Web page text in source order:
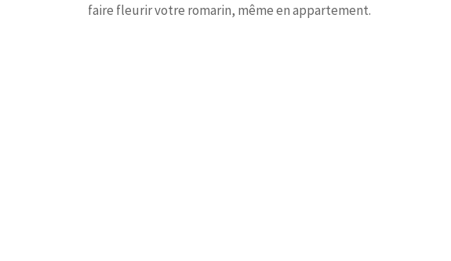
faire fleurir votre romarin, même en appartement.